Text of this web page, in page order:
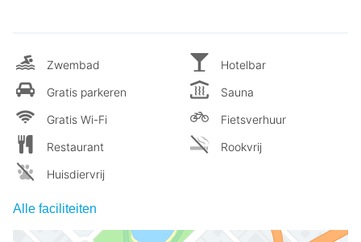
Zwembad
Gratis parkeren
Gratis Wi-Fi
Restaurant
Huisdiervrij
Hotelbar
Sauna
Fietsverhuur
Rookvrij
Alle faciliteiten